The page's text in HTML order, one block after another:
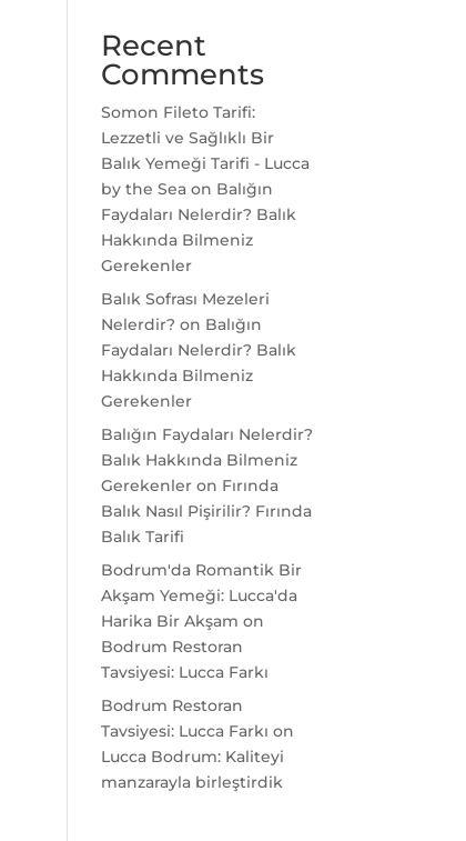
Recent
Comments
Somon Fileto Tarifi:
Lezzetli ve Sağlıklı Bir
Balık Yemeği Tarifi - Lucca
by the Sea on Balığın
Faydaları Nelerdir? Balık
Hakkında Bilmeniz
Gerekenler
Balık Sofrası Mezeleri
Nelerdir? on Balığın
Faydaları Nelerdir? Balık
Hakkında Bilmeniz
Gerekenler
Balığın Faydaları Nelerdir?
Balık Hakkında Bilmeniz
Gerekenler on Fırında
Balık Nasıl Pişirilir? Fırında
Balık Tarifi
Bodrum'da Romantik Bir
Akşam Yemeği: Lucca'da
Harika Bir Akşam on
Bodrum Restoran
Tavsiyesi: Lucca Farkı
Bodrum Restoran
Tavsiyesi: Lucca Farkı on
Lucca Bodrum: Kaliteyi
manzarayla birleştirdik